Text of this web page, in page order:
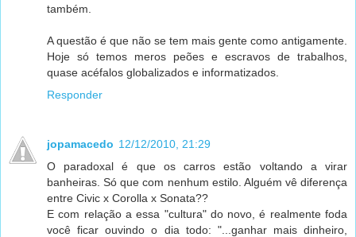
também.
A questão é que não se tem mais gente como antigamente.
Hoje só temos meros peões e escravos de trabalhos,
quase acéfalos globalizados e informatizados.
Responder
jopamacedo 12/12/2010, 21:29
O paradoxal é que os carros estão voltando a virar
banheiras. Só que com nenhum estilo. Alguém vê diferença
entre Civic x Corolla x Sonata??
E com relação a essa "cultura" do novo, é realmente foda
você ficar ouvindo o dia todo: "...ganhar mais dinheiro,